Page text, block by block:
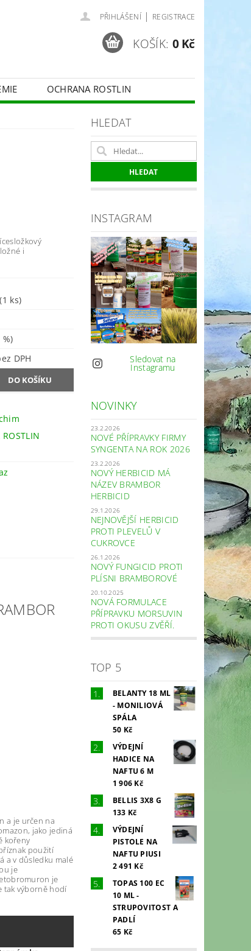
PŘIHLÁŠENÍ | REGISTRACE
KOŠÍK: 0 Kč
OCHRANA ROSTLIN
i
(1 ks)
%)
Kč bez DPH
a je určen na
jako jediná
kořeny
použití
a v důsledku malé
je
je
tak výborně hodí
HLEDAT
INSTAGRAM
Sledovat na
Instagramu
NOVINKY
23.2.2026
NOVÉ PŘÍPRAVKY FIRMY
SYNGENTA NA ROK 2026
23.2.2026
NOVÝ HERBICID MÁ
NÁZEV BRAMBOR
HERBICID
29.1.2026
NEJNOVĚJŠÍ HERBICID
PROTI PLEVELŮ V
CUKROVCE
26.1.2026
NOVÝ FUNGICID PROTI
PLÍSNI BRAMBOROVÉ
20.10.2025
NOVÁ FORMULACE
PŘÍPRAVKU MORSUVIN
PROTI OKUSU ZVĚŘÍ.
TOP 5
BELANTY 18 ML
- MONILIOVÁ
SPÁLA
50 Kč
VÝDEJNÍ
HADICE NA
NAFTU 6 M
1 906 Kč
BELLIS 3X8 G
133 Kč
VÝDEJNÍ
PISTOLE NA
NAFTU PIUSI
2 491 Kč
TOPAS 100 EC
10 ML -
STRUPOVITOST A
PADLÍ
65 Kč